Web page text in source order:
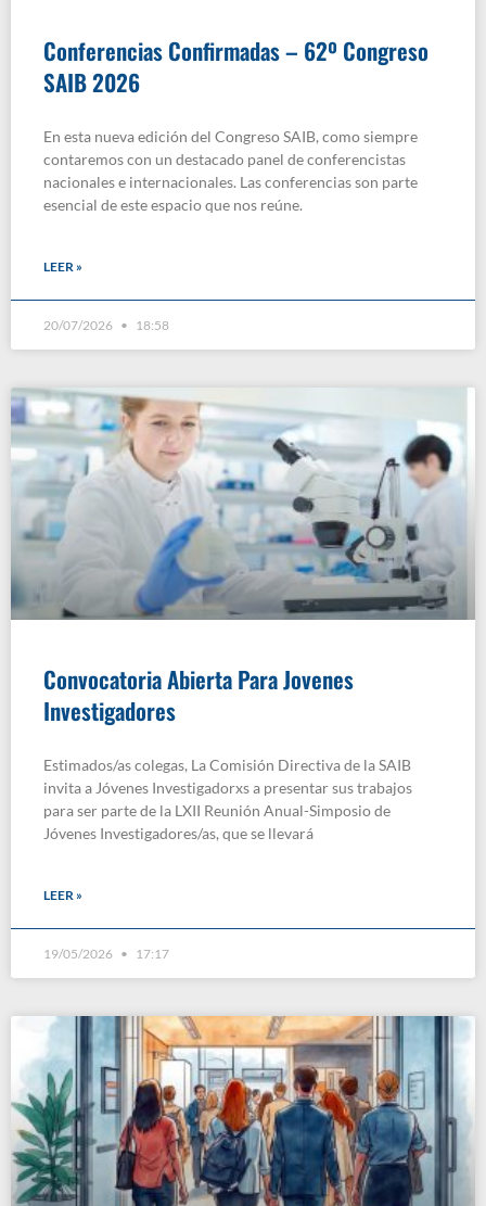
Conferencias Confirmadas – 62º Congreso
SAIB 2026
En esta nueva edición del Congreso SAIB, como siempre
contaremos con un destacado panel de conferencistas
nacionales e internacionales. Las conferencias son parte
esencial de este espacio que nos reúne.
LEER »
20/07/2026 18:58
Convocatoria Abierta Para Jovenes
Investigadores
Estimados/as colegas, La Comisión Directiva de la SAIB
invita a Jóvenes Investigadorxs a presentar sus trabajos
para ser parte de la LXII Reunión Anual-Simposio de
Jóvenes Investigadores/as, que se llevará
LEER »
19/05/2026 17:17